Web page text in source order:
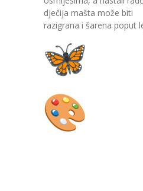
Projekti
Mala škola sporta
Kontakt
dječija mašta može biti
razigrana i šarena poput
Erna